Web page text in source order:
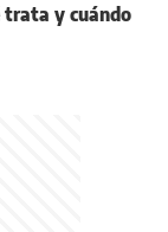
trata y cuándo